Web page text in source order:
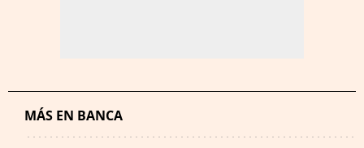
MÁS EN BANCA